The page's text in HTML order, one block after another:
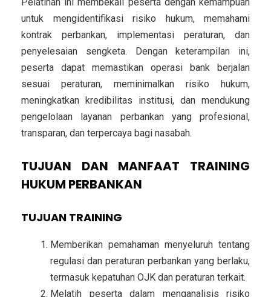
untuk mengidentifikasi risiko hukum, memahami
kontrak perbankan, implementasi peraturan, dan
penyelesaian sengketa. Dengan keterampilan ini,
peserta dapat memastikan operasi bank berjalan
sesuai peraturan, meminimalkan risiko hukum,
meningkatkan kredibilitas institusi, dan mendukung
pengelolaan layanan perbankan yang profesional,
transparan, dan terpercaya bagi nasabah.
TUJUAN DAN MANFAAT TRAINING
HUKUM PERBANKAN
TUJUAN TRAINING
Memberikan pemahaman menyeluruh tentang
regulasi dan peraturan perbankan yang berlaku,
termasuk kepatuhan OJK dan peraturan terkait.
Melatih peserta dalam menganalisis risiko